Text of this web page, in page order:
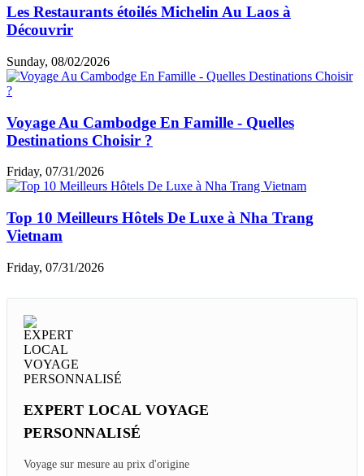
Les Restaurants étoilés Michelin Au Laos à
Découvrir
Sunday, 08/02/2026
Voyage Au Cambodge En Famille - Quelles
Destinations Choisir ?
Friday, 07/31/2026
Top 10 Meilleurs Hôtels De Luxe à Nha Trang
Vietnam
Friday, 07/31/2026
EXPERT LOCAL VOYAGE
PERSONNALISÉ
Voyage sur mesure au prix d'origine